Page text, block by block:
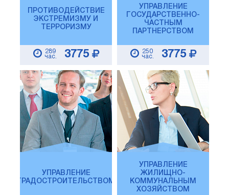
ПРОТИВОДЕЙСТВИЕ
ЭКСТРЕМИЗМУ И
ТЕРРОРИЗМУ
289
час.
3775
УПРАВЛЕНИЕ
ГОСУДАРСТВЕННО-
ЧАСТНЫМ
ПАРТНЕРСТВОМ
250
час.
3775
УПРАВЛЕНИЕ
ГРАДОСТРОИТЕЛЬСТВОМ
УПРАВЛЕНИЕ
ЖИЛИЩНО-
КОММУНАЛЬНЫМ
ХОЗЯЙСТВОМ